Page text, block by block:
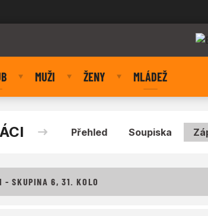
MUŽI ŽENY MLÁDEŽ
Přehled Soupiska
- SKUPINA 6, 31. KOLO